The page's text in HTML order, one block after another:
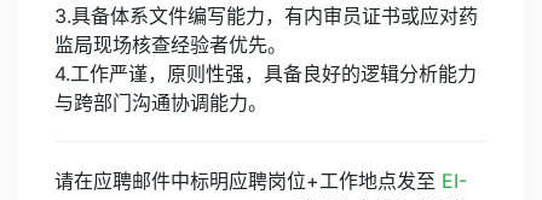
3.具备体系文件编写能力，有内审员证书或应对药
监局现场核查经验者优先。
4.工作严谨，原则性强，具备良好的逻辑分析能力
与跨部门沟通协调能力。
请在应聘邮件中标明应聘岗位+工作地点发至 EI-